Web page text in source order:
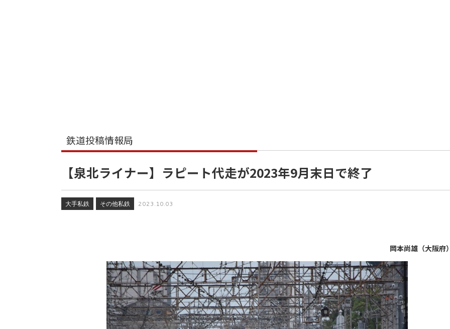
鉄道投稿情報局
【泉北ライナー】ラピート代走が2023年9月末日で終了
大手私鉄 その他私鉄 2023.10.03
岡本尚雄（大阪府